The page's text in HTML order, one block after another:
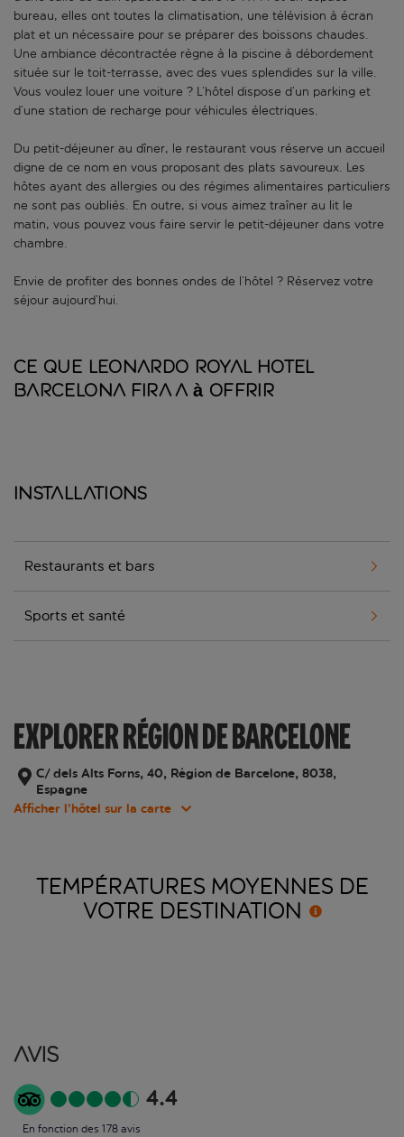
bureau, elles ont toutes la climatisation, une télévision à écran
plat et un nécessaire pour se préparer des boissons chaudes.
Une ambiance décontractée règne à la piscine à débordement
située sur le toit-terrasse, avec des vues splendides sur la ville.
Vous voulez louer une voiture ? L’hôtel dispose d’un parking et
d’une station de recharge pour véhicules électriques.
Du petit-déjeuner au dîner, le restaurant vous réserve un accueil
digne de ce nom en vous proposant des plats savoureux. Les
hôtes ayant des allergies ou des régimes alimentaires particuliers
ne sont pas oubliés. En outre, si vous aimez traîner au lit le
matin, vous pouvez vous faire servir le petit-déjeuner dans votre
chambre.
Envie de profiter des bonnes ondes de l’hôtel ? Réservez votre
séjour aujourd’hui.
Ce que Leonardo Royal Hotel
Barcelona Fira a à offrir
Installations
Restaurants et bars
Sports et santé
EXPLORER RÉGION DE BARCELONE
C/ dels Alts Forns, 40, Région de Barcelone, 8038,
Espagne
Afficher l’hôtel sur la carte
TEMPÉRATURES MOYENNES DE
VOTRE DESTINATION
Avis
4.4
En fonction des 178 avis